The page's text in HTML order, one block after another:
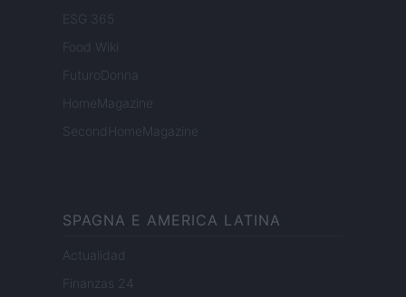
ESG 365
Food Wiki
FuturoDonna
HomeMagazine
SecondHomeMagazine
SPAGNA E AMERICA LATINA
Actualidad
Finanzas 24